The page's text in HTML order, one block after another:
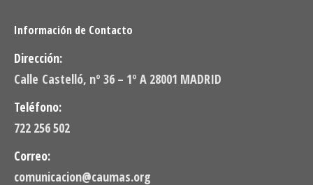
Información de Contacto
Dirección:
Calle Castelló, nº 36 – 1º A 28001 MADRID
Teléfono:
722 256 502
Correo:
comunicacion@caumas.org